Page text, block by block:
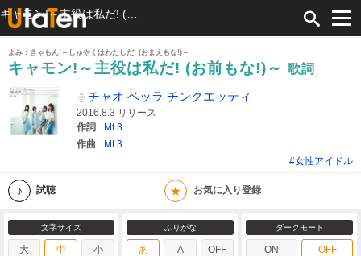
よみ：きゃもん!～しゅやくはわたしだ! (おまえもな!)～
キャモン!～主役は私だ! (お前もな!)～ 歌詞
チャオ ベッラ チンクエッティ
2016.8.3 リリース
作詞
Mt.3
作曲
Mt.3
#女性アイドル
試聴 ★ お気に入り登録
文字サイズ
大 中 小
ふりがな
あ A OFF
ダークモード
ON OFF